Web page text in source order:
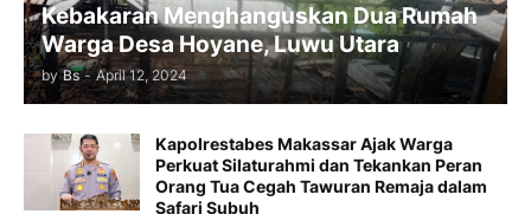
Kebakaran Menghanguskan Dua Rumah
Warga Desa Hoyane, Luwu Utara
by Bs - April 12, 2024
Kapolrestabes Makassar Ajak Warga
Perkuat Silaturahmi dan Tekankan Peran
Orang Tua Cegah Tawuran Remaja dalam
Safari Subuh